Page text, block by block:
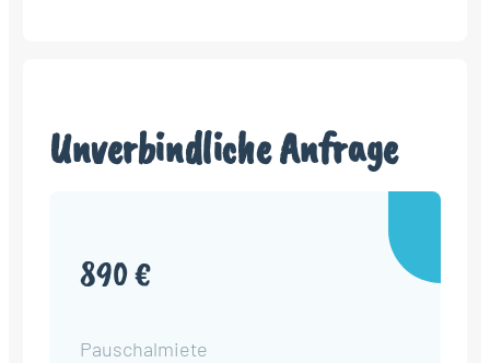
Unverbindliche Anfrage
890 €
Pauschalmiete